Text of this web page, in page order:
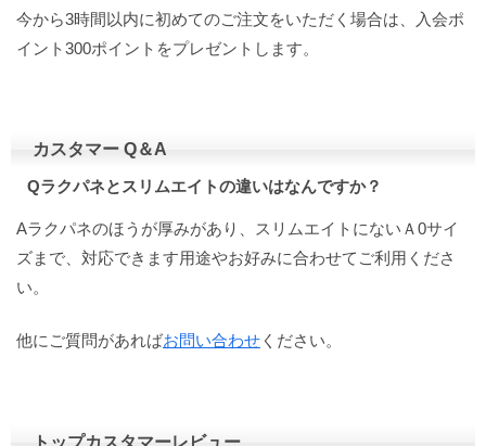
今から3時間以内に初めてのご注文をいただく場合は、入会ポ
イント300ポイントをプレゼントします。
カスタマー Q＆A
Qラクパネとスリムエイトの違いはなんですか？
Aラクパネのほうが厚みがあり、スリムエイトにないＡ0サイ
ズまで、対応できます用途やお好みに合わせてご利用くださ
い。
他にご質問があればお問い合わせ ください。
トップカスタマーレビュー